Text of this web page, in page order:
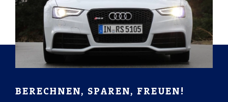
BERECHNEN, SPAREN, FREUEN!